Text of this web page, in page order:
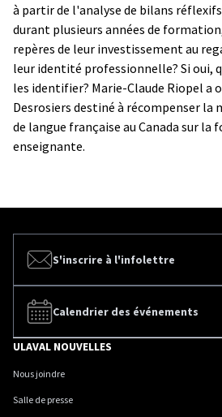
à partir de l'analyse de bilans
durant plusieurs années de
repères de leur investissement au
leur identité professionnelle? Si oui,
les identifier? Marie-Claude Riopel a
Desrosiers destiné à récompenser
de langue française au Canada sur
enseignante.
S'inscrire à l'infolettre
Calendrier des événements
ULAVAL NOUVELLES
Nous joindre
Salle de presse